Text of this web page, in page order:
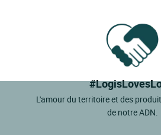
L'amour du territoire et des
de notre ADN.